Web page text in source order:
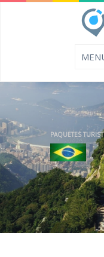
PAQUETES